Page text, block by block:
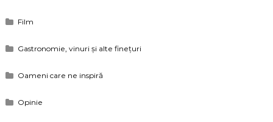
Film
Gastronomie, vinuri și alte finețuri
Oameni care ne inspiră
Opinie